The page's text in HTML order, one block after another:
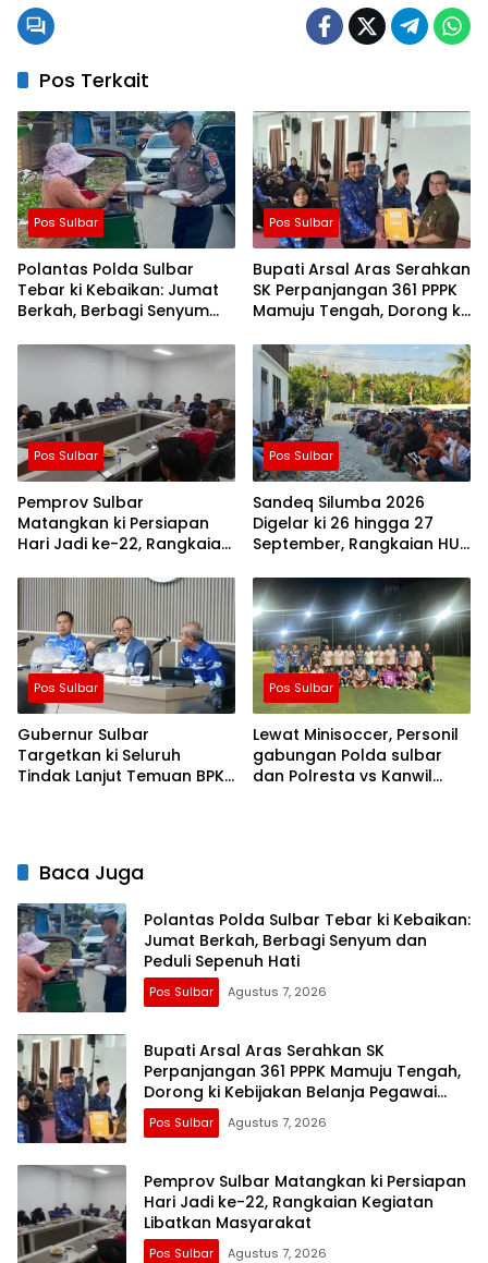
Pos Terkait
Pos Sulbar
Polantas Polda Sulbar
Tebar ki Kebaikan: Jumat
Berkah, Berbagi Senyum
Pos Sulbar
Bupati Arsal Aras Serahkan
SK Perpanjangan 361 PPPK
Mamuju Tengah, Dorong ki
Lebih Fleksibel
Pos Sulbar
Pemprov Sulbar
Matangkan ki Persiapan
Hari Jadi ke-22, Rangkaian
Masyarakat
Pos Sulbar
Sandeq Silumba 2026
Digelar ki 26 hingga 27
September, Rangkaian HUT
Pos Sulbar
Gubernur Sulbar
Targetkan ki Seluruh
Tindak Lanjut Temuan BPK
Pos Sulbar
Lewat Minisoccer, Personil
gabungan Polda sulbar
dan Polresta vs Kanwil
Baca Juga
Polantas Polda Sulbar Tebar ki Kebaikan:
Jumat Berkah, Berbagi Senyum dan
Peduli Sepenuh Hati
Pos Sulbar Agustus 7, 2026
Bupati Arsal Aras Serahkan SK
Perpanjangan 361 PPPK Mamuju Tengah,
Dorong ki Kebijakan Belanja Pegawai
Lebih Fleksibel
Pos Sulbar Agustus 7, 2026
Pemprov Sulbar Matangkan ki Persiapan
Hari Jadi ke-22, Rangkaian Kegiatan
Libatkan Masyarakat
Pos Sulbar Agustus 7, 2026